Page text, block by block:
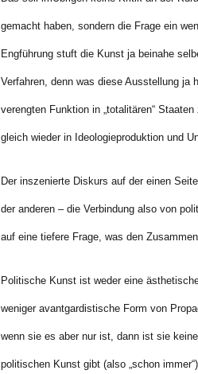
gemacht haben, sondern die Frage ein
Engführung stuft die Kunst ja beinahe
Verfahren, denn was diese Ausstellung ja
verengten Funktion in „totalitären“
gleich wieder in Ideologieproduktion und
Der inszenierte Diskurs auf der einen
der anderen – die Verbindung also von
auf eine tiefere Frage, was den
Politische Kunst ist weder eine
weniger avantgardistische Form von
wenn sie es aber nur ist, dann ist sie
politischen Kunst gibt (also „schon